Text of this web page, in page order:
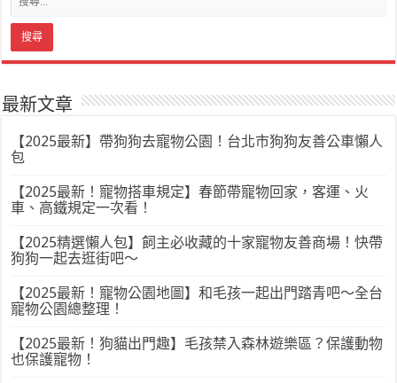
最新文章
【2025最新】帶狗狗去寵物公園！台北市狗狗友善公車懶人
包
【2025最新！寵物搭車規定】春節帶寵物回家，客運、火
車、高鐵規定一次看！
【2025精選懶人包】飼主必收藏的十家寵物友善商場！快帶
狗狗一起去逛街吧～
【2025最新！寵物公園地圖】和毛孩一起出門踏青吧～全台
寵物公園總整理！
【2025最新！狗貓出門趣】毛孩禁入森林遊樂區？保護動物
也保護寵物！